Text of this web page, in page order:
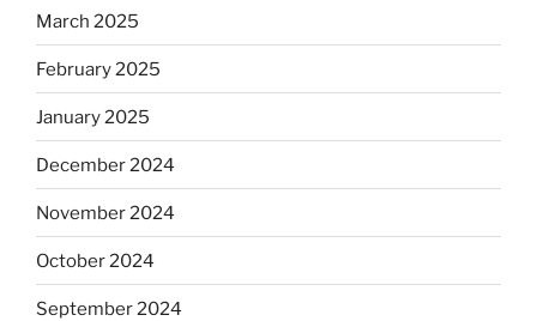
March 2025
February 2025
January 2025
December 2024
November 2024
October 2024
September 2024